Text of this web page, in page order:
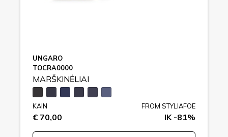
UNGARO
TOCRA0000
MARŠKINĖLIAI
KAIN
€ 70,00
FROM STYLIAFOE
IK -81%